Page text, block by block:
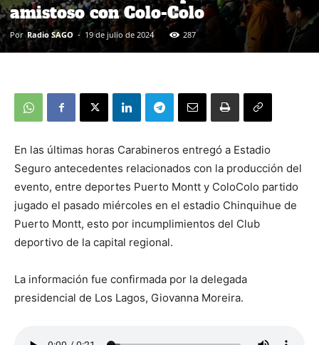
amistoso con Colo-Colo
Por Radio SAGO - 19 de julio de 2024 287
En las últimas horas Carabineros entregó a Estadio
Seguro antecedentes relacionados con la producción del
evento, entre deportes Puerto Montt y ColoColo partido
jugado el pasado miércoles en el estadio Chinquihue de
Puerto Montt, esto por incumplimientos del Club
deportivo de la capital regional.
La información fue confirmada por la delegada
presidencial de Los Lagos, Giovanna Moreira.